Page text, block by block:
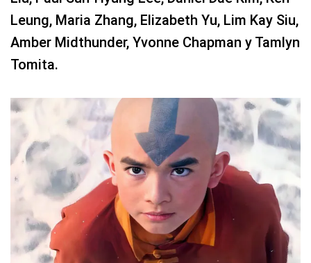
Leung, Maria Zhang, Elizabeth Yu, Lim Kay Siu,
Amber Midthunder, Yvonne Chapman y Tamlyn
Tomita.